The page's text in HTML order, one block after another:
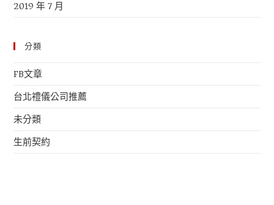
2019 年 7 月
分類
FB文章
台北禮儀公司推薦
未分類
生前契約